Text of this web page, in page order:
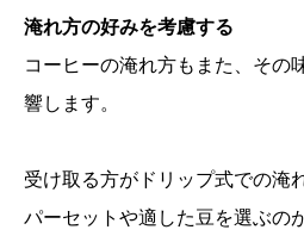
淹れ方の好みを考慮する
コーヒーの淹れ方もまた、その
響します。
受け取る方がドリップ式での淹
パーセットや適した豆を選ぶの